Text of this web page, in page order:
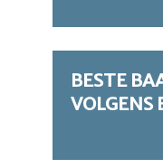
BESTE
VOLGENS